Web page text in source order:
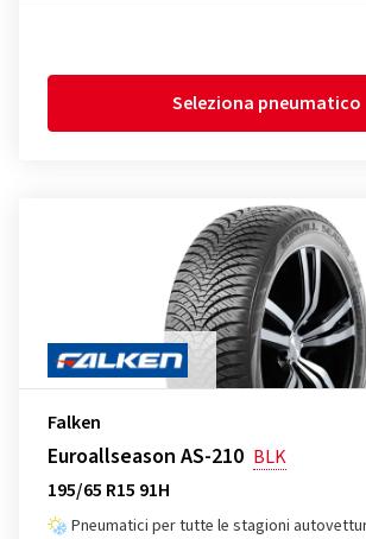
Seleziona pneumatico
Falken
Euroallseason AS-210 BLK
195/65 R15 91H
Pneumatici per tutte le stagioni